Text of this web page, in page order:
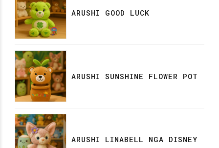
ARUSHI GOOD LUCK
ARUSHI SUNSHINE FLOWER POT
ARUSHI LINABELL NGA DISNEY